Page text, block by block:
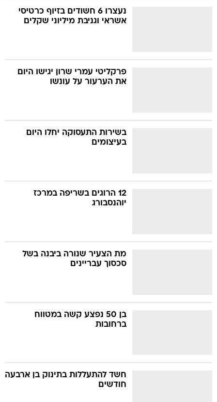
נעצרו 6 חשודים בזיוף כרטיסי
אשראי וגניבת מיליוני שקלים
פרקליטי עמרי שרון יגישו היום
את הערעור על עונשו
בשירות התעסוקה יחלו היום
בעיצומים
12 הרוגים בשריפה במרכז
יוהנסבורג
מת הצעיר שנורה ביבנה בשל
סכסוך עבריינים
בן 50 נפצע קשה במטווח
ברחובות
חשד להתעללות בתינוק בן ארבעה
חודשים